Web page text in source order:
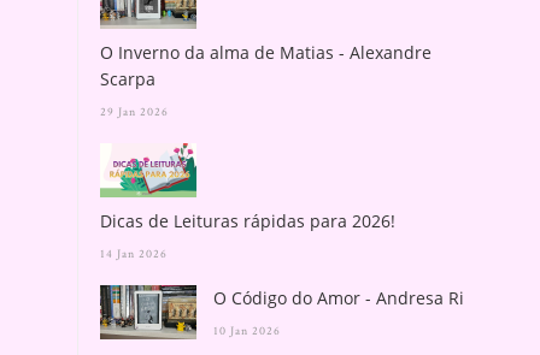
O Inverno da alma de Matias - Alexandre
Scarpa
29 Jan 2026
Dicas de Leituras rápidas para 2026!
14 Jan 2026
O Código do Amor - Andresa Rios
10 Jan 2026